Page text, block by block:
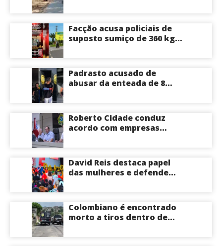
Facção acusa policiais de
suposto sumiço de 360 kg
Padrasto acusado de
abusar da enteada de 8
menina pode perder o útero
Roberto Cidade conduz
acordo com empresas
David Reis destaca papel
das mulheres e defende
Almeida ao Governo do
Amazonas
Colombiano é encontrado
morto a tiros dentro de